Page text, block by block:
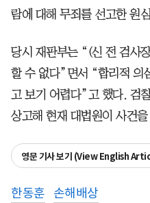
람에 대해 무죄를 선고한 원
당시 재판부는 “(신 전 검사
할 수 없다”면서 “합리적 의
고 보기 어렵다”고 했다. 검
상고해 현재 대법원이 사건
영문 기사 보기 (View English
한동훈 손해배상